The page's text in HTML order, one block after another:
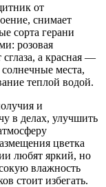
от
снимает
сорта герани
розовая
а красная —
солнечные места,
теплой водой.
и
в делах, улучшить
цветка
любят яркий, но
влажность
стоит избегать.